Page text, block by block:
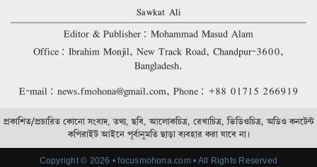
Sawkat Ali
Editor & Publisher: Mohammad Masud Alam
Office: Ibrahim Monjil, New Track Road, Chandpur-3600,
Bangladesh.
E-mail: news.fmohona@gmail.com, Phone: +88 01715 266919
প্রকাশিত/প্রচারিত কোনো সংবাদ, তথ্য, ছবি, আলোকচিত্র, রেখাচিত্র, ভিডিওচিত্র, অডিও কনটেন্ট
কপিরাইট আইনে পূর্বানুমতি ছাড়া ব্যবহার করা যাবে না।
Copyright © 2026 • focusmohona.com • All Rights Reserved